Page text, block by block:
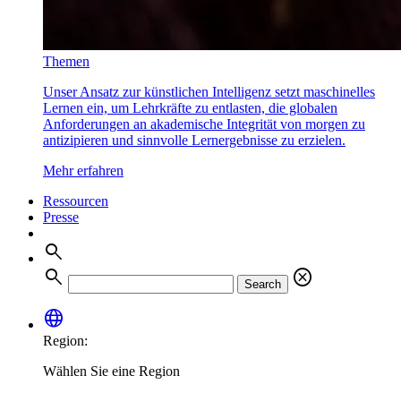
Themen
Unser Ansatz zur künstlichen Intelligenz setzt maschinelles
Lernen ein, um Lehrkräfte zu entlasten, die globalen
Anforderungen an akademische Integrität von morgen zu
antizipieren und sinnvolle Lernergebnisse zu erzielen.
Mehr erfahren
Ressourcen
Presse
search
search
Search
cancel
language
Region:
Wählen Sie eine Region